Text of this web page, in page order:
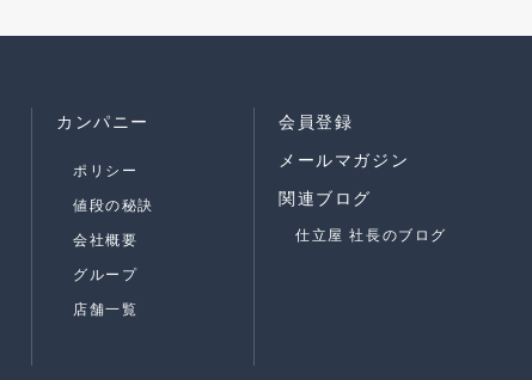
カンパニー
ポリシー
値段の秘訣
会社概要
グループ
店舗一覧
会員登録
メールマガジン
関連ブログ
仕立屋 社長のブログ